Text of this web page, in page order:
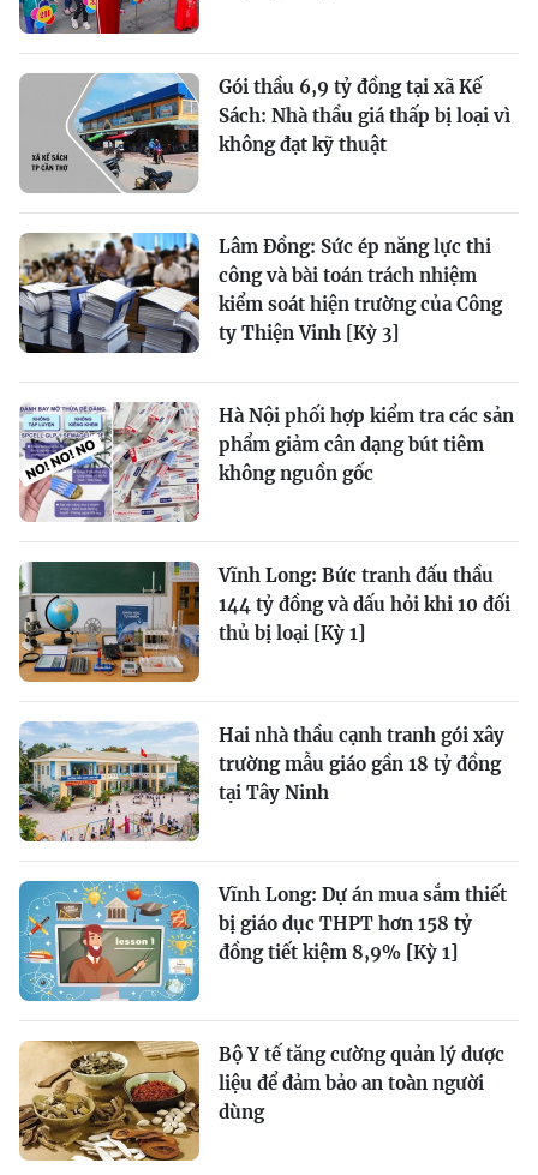
Gói thầu 6,9 tỷ đồng tại xã Kế
Sách: Nhà thầu giá thấp bị loại vì
không đạt kỹ thuật
Lâm Đồng: Sức ép năng lực thi
công và bài toán trách nhiệm
kiểm soát hiện trường của Công
ty Thiện Vinh [Kỳ 3]
Hà Nội phối hợp kiểm tra các sản
phẩm giảm cân dạng bút tiêm
không nguồn gốc
Vĩnh Long: Bức tranh đấu thầu
144 tỷ đồng và dấu hỏi khi 10 đối
thủ bị loại [Kỳ 1]
Hai nhà thầu cạnh tranh gói xây
trường mẫu giáo gần 18 tỷ đồng
tại Tây Ninh
Vĩnh Long: Dự án mua sắm thiết
bị giáo dục THPT hơn 158 tỷ
đồng tiết kiệm 8,9% [Kỳ 1]
Bộ Y tế tăng cường quản lý dược
liệu để đảm bảo an toàn người
dùng